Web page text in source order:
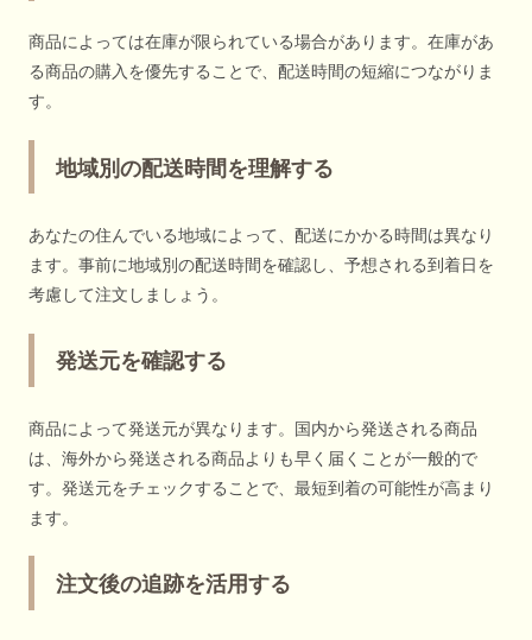
商品によっては在庫が限られている場合があります。在庫があ
る商品の購入を優先することで、配送時間の短縮につながりま
す。
地域別の配送時間を理解する
あなたの住んでいる地域によって、配送にかかる時間は異なり
ます。事前に地域別の配送時間を確認し、予想される到着日を
考慮して注文しましょう。
発送元を確認する
商品によって発送元が異なります。国内から発送される商品
は、海外から発送される商品よりも早く届くことが一般的で
す。発送元をチェックすることで、最短到着の可能性が高まり
ます。
注文後の追跡を活用する